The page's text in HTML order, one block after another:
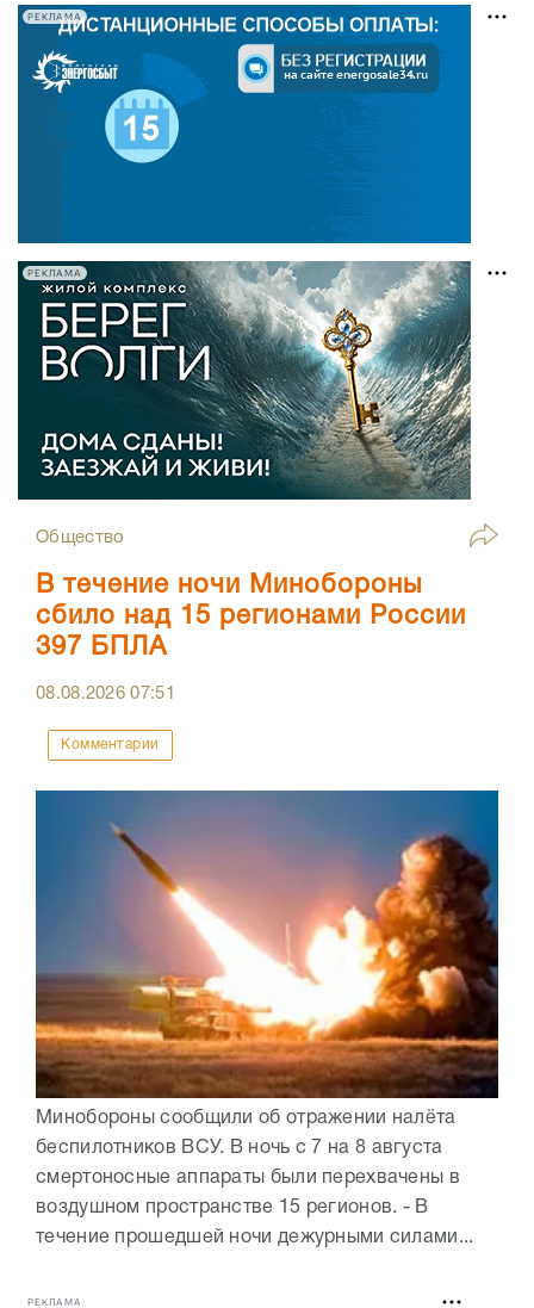
РЕКЛАМА
РЕКЛАМА
Общество
В течение ночи Минобороны
сбило над 15 регионами России
397 БПЛА
08.08.202607:51
Комментарии
Минобороны сообщили об отражении налёта
беспилотников ВСУ. В ночь с 7 на 8 августа
смертоносные аппараты были перехвачены в
воздушном пространстве 15 регионов. - В
течение прошедшей ночи дежурными силами...
РЕКЛАМА